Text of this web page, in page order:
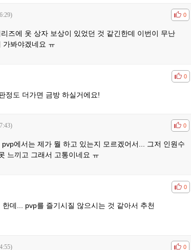
비공감
0
즈에 옷 상자 보상이 있었던 것 같긴한데 이번이 무난
가봐야겠네요 ㅠ
비공감
0
정도 더가면 금방 하실거에요!
비공감
0
에서는 제가 뭘 하고 있는지 모르겠어서... 그저 인원수
느끼고 그래서 고통이네요 ㅠ
비공감
0
데... pvp를 즐기시질 않으시는 것 같아서 추천
비공감
0